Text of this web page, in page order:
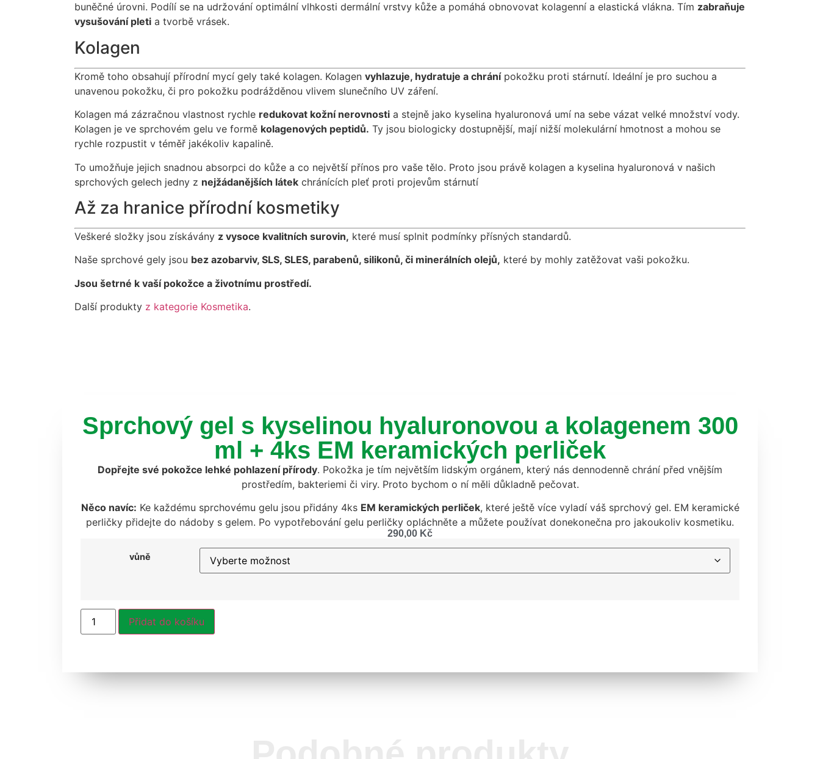
buněčné úrovni. Podílí se na udržování optimální vlhkosti dermální vrstvy kůže a pomáhá obnovovat kolagenní a elastická vlákna. Tím zabraňuje
vysušování pleti a tvorbě vrásek.
Kolagen
Kromě toho obsahují přírodní mycí gely také kolagen. Kolagen vyhlazuje, hydratuje a chránípokožku proti stárnutí. Ideální je pro suchou a
unavenou pokožku, či pro pokožku podrážděnou vlivem slunečního UV záření.
Kolagen má zázračnou vlastnost rychle redukovat kožní nerovnosti a stejně jako kyselina hyaluronová umí na sebe vázat velké množství vody.
Kolagen je ve sprchovém gelu ve formě kolagenových peptidů. Ty jsou biologicky dostupnější, mají nižší molekulární hmotnost a mohou se
rychle rozpustit v téměř jakékoliv kapalině.
To umožňuje jejich snadnou absorpci do kůže a co největší přínos pro vaše tělo. Proto jsou právě kolagen a kyselina hyaluronová v našich
sprchových gelech jedny z nejžádanějších látek chránících pleť proti projevům stárnutí
Až za hranice přírodní kosmetiky
Veškeré složky jsou získávány z vysoce kvalitních surovin, které musí splnit podmínky přísných standardů.
Naše sprchové gely jsou bez azobarviv, SLS, SLES, parabenů, silikonů, či minerálních olejů, které by mohly zatěžovat vaši pokožku.
Jsou šetrné k vaší pokožce a životnímu prostředí.
Další produkty z kategorie Kosmetika.
Sprchový gel s kyselinou hyaluronovou a kolagenem 300
ml + 4ks EM keramických perliček
Dopřejte své pokožce lehké pohlazení přírody. Pokožka je tím největším lidským orgánem, který nás dennodenně chrání před vnějším
prostředím, bakteriemi či viry. Proto bychom o ní měli důkladně pečovat.
Něco navíc: Ke každému sprchovému gelu jsou přidány 4ks EM keramických perliček, které ještě více vyladí váš sprchový gel. EM keramické
perličky přidejte do nádoby s gelem. Po vypotřebování gelu perličky opláchněte a můžete používat donekonečna pro jakoukoliv kosmetiku.
290,00 Kč
vůně
Přidat do košíku